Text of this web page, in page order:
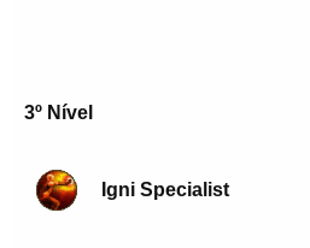
3º Nível
Igni Specialist